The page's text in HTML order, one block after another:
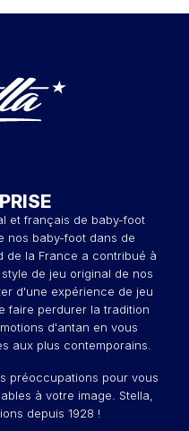
et français de baby-foot
nos baby-foot dans de
de la France a contribué à
de jeu original de nos
d'une expérience de jeu
faire perdurer la tradition
d'antan en vous
aux plus contemporains.
préoccupations pour vous
à votre image. Stella,
depuis 1928 !